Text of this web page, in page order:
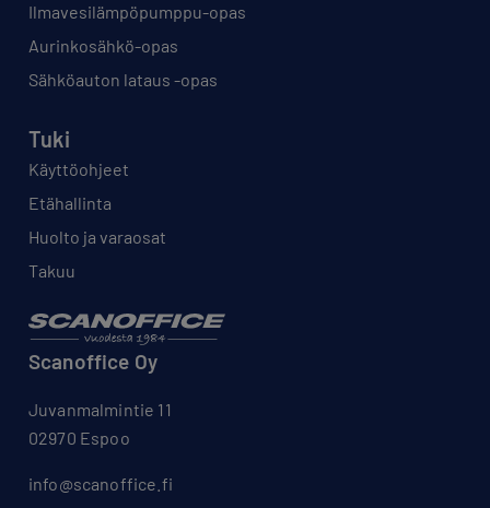
Ilmavesilämpöpumppu-opas
Aurinkosähkö-opas
Sähköauton lataus -opas
Tuki
Käyttöohjeet
Etähallinta
Huolto ja varaosat
Takuu
Scanoffice Oy
Juvanmalmintie 11
02970 Espoo
info@scanoffice.fi